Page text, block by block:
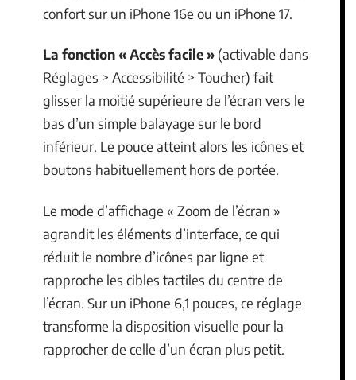
confort sur un iPhone 16e ou un iPhone 17.
La fonction « Accès facile » (activable dans
Réglages > Accessibilité > Toucher) fait
glisser la moitié supérieure de l’écran vers le
bas d’un simple balayage sur le bord
inférieur. Le pouce atteint alors les icônes et
boutons habituellement hors de portée.
Le mode d’affichage « Zoom de l’écran »
agrandit les éléments d’interface, ce qui
réduit le nombre d’icônes par ligne et
rapproche les cibles tactiles du centre de
l’écran. Sur un iPhone 6,1 pouces, ce réglage
transforme la disposition visuelle pour la
rapprocher de celle d’un écran plus petit.